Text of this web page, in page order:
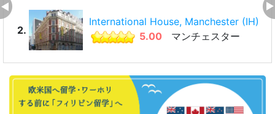
2.
International House, Manchester (IH)
5.00
マンチェスター